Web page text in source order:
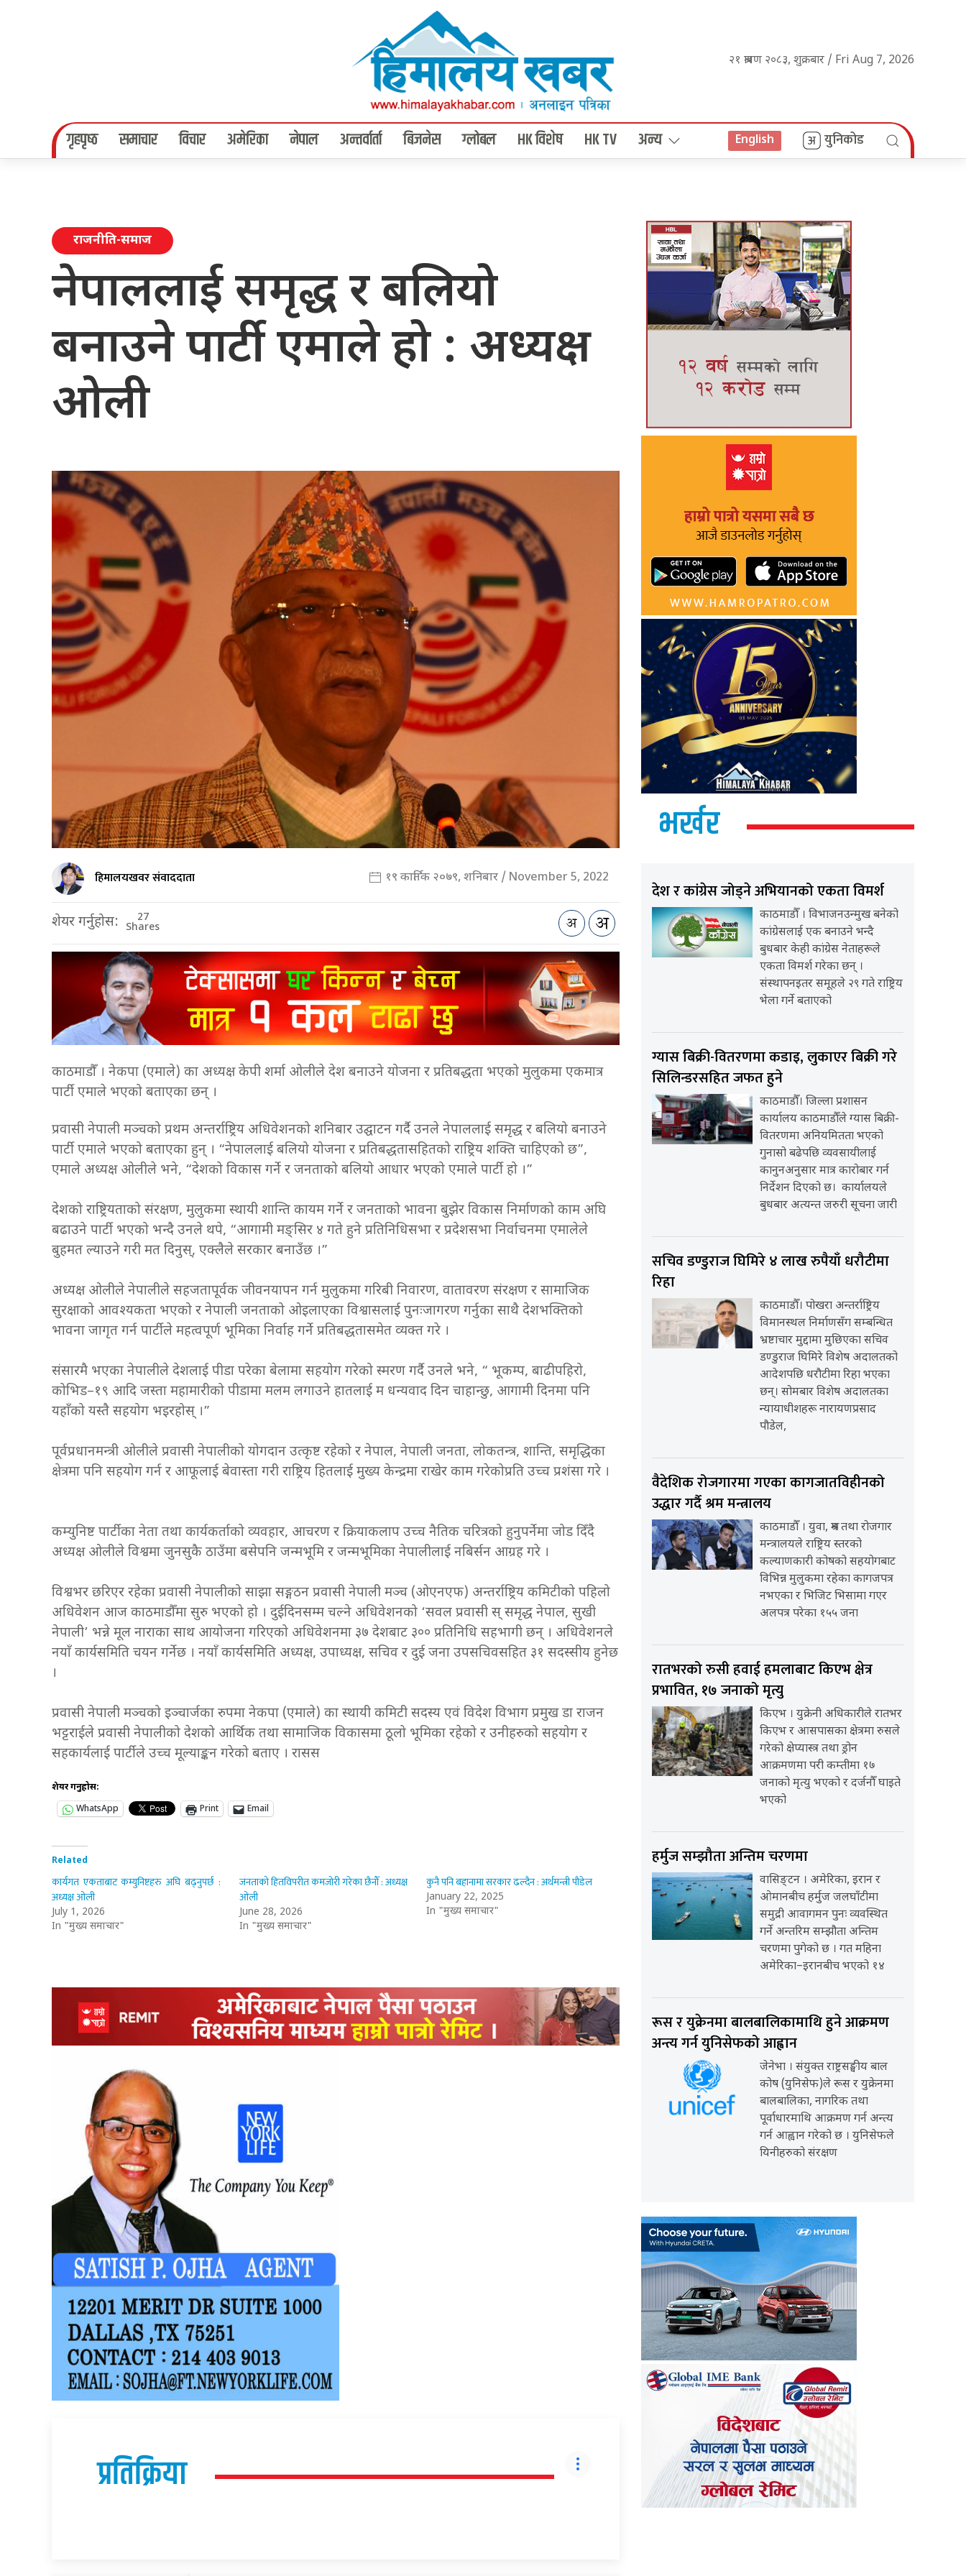
२१ श्रावण २०८३, शुक्रबार / Fri Aug 7, 2026
गृहपृष्‍ठ समाचार विचार अमेरिका नेपाल अन्तर्वार्ता बिजनेस ग्लोबल HK विशेष HK TV अन्य English युनिकोड
राजनीति-समाज
नेपाललाई समृद्ध र बलियो
बनाउने पार्टी एमाले हो : अध्यक्ष
ओली
हिमालयखवर संवाददाता १९ कार्तिक २०७९, शनिबार / November 5, 2022
शेयर गर्नुहोस: 27
Shares
काठमाडौँ । नेकपा (एमाले) का अध्यक्ष केपी शर्मा ओलीले देश बनाउने योजना र प्रतिबद्धता भएको मुलुकमा एकमात्र
पार्टी एमाले भएको बताएका छन् ।
प्रवासी नेपाली मञ्चको प्रथम अन्तर्राष्ट्रिय अधिवेशनको शनिबार उद्घाटन गर्दै उनले नेपाललाई समृद्ध र बलियो बनाउने
पार्टी एमाले भएको बताएका हुन् । “नेपाललाई बलियो योजना र प्रतिबद्धतासहितको राष्ट्रिय शक्ति चाहिएको छ”,
एमाले अध्यक्ष ओलीले भने, “देशको विकास गर्ने र जनताको बलियो आधार भएको एमाले पार्टी हो ।”
देशको राष्ट्रियताको संरक्षण, मुलुकमा स्थायी शान्ति कायम गर्ने र जनताको भावना बुझेर विकास निर्माणको काम अघि
बढाउने पार्टी भएको भन्दै उनले थपे, “आगामी मङ्सिर ४ गते हुने प्रतिनिधिसभा र प्रदेशसभा निर्वाचनमा एमालेले
बुहमत ल्याउने गरी मत दिनुस्, एक्लैले सरकार बनाउँछ ।”
अध्यक्ष ओलीले नेपालीले सहजतापूर्वक जीवनयापन गर्न मुलुकमा गरिबी निवारण, वातावरण संरक्षण र सामाजिक
सुरक्षाको आवश्यकता भएको र नेपाली जनताको ओइलाएका विश्वासलाई पुनःजागरण गर्नुका साथै देशभक्तिको
भावना जागृत गर्न पार्टीले महत्वपूर्ण भूमिका निर्वाह गर्ने प्रतिबद्धतासमेत व्यक्त गरे ।
संसारमै भएका नेपालीले देशलाई पीडा परेका बेलामा सहयोग गरेको स्मरण गर्दै उनले भने, “ भूकम्प, बाढीपहिरो,
कोभिड–१९ आदि जस्ता महामारीको पीडामा मलम लगाउने हातलाई म धन्यवाद दिन चाहान्छु, आगामी दिनमा पनि
यहाँको यस्तै सहयोग भइरहोस् ।”
पूर्वप्रधानमन्त्री ओलीले प्रवासी नेपालीको योगदान उत्कृष्ट रहेको र नेपाल, नेपाली जनता, लोकतन्त्र, शान्ति, समृद्धिका
क्षेत्रमा पनि सहयोग गर्न र आफूलाई बेवास्ता गरी राष्ट्रिय हितलाई मुख्य केन्द्रमा राखेर काम गरेकोप्रति उच्च प्रशंसा गरे ।
कम्युनिष्ट पार्टीका नेता तथा कार्यकर्ताको व्यवहार, आचरण र क्रियाकलाप उच्च नैतिक चरित्रको हुनुपर्नेमा जोड दिँदै
अध्यक्ष ओलीले विश्वमा जुनसुकै ठाउँमा बसेपनि जन्मभूमि र जन्मभूमिका नेपालीलाई नबिर्सन आग्रह गरे ।
विश्वभर छरिएर रहेका प्रवासी नेपालीको साझा सङ्गठन प्रवासी नेपाली मञ्च (ओएनएफ) अन्तर्राष्ट्रिय कमिटीको पहिलो
अधिवेशन आज काठमाडौँमा सुरु भएको हो । दुईदिनसम्म चल्ने अधिवेशनको ‘सवल प्रवासी स् समृद्ध नेपाल, सुखी
नेपाली’ भन्ने मूल नाराका साथ आयोजना गरिएको अधिवेशनमा ३७ देशबाट ३०० प्रतिनिधि सहभागी छन् । अधिवेशनले
नयाँ कार्यसमिति चयन गर्नेछ । नयाँ कार्यसमिति अध्यक्ष, उपाध्यक्ष, सचिव र दुई जना उपसचिवसहित ३१ सदस्सीय हुनेछ
।
प्रवासी नेपाली मञ्चको इञ्चार्जका रुपमा नेकपा (एमाले) का स्थायी कमिटी सदस्य एवं विदेश विभाग प्रमुख डा राजन
भट्टराईले प्रवासी नेपालीको देशको आर्थिक तथा सामाजिक विकासमा ठूलो भूमिका रहेको र उनीहरुको सहयोग र
सहकार्यलाई पार्टीले उच्च मूल्याङ्कन गरेको बताए । रासस
शेयर गर्नुहोस:
WhatsApp
Print Email
Related
कार्यगत एकताबाट कम्युनिष्टहरु अघि बढ्नुपर्छ :
अध्यक्ष ओली
July 1, 2026
In "मुख्य समाचार"
जनताको हितविपरीत कमजोरी गरेका छैनौँ : अध्यक्ष
ओली
June 28, 2026
In "मुख्य समाचार"
कुनै पनि बहानामा सरकार ढल्दैन : अर्थमन्त्री पौडेल
January 22, 2025
In "मुख्य समाचार"
प्रतिक्रिया
भर्खर
देश र कांग्रेस जोड्ने अभियानको एकता विमर्श
काठमाडौँ । विभाजनउन्मुख बनेको
कांग्रेसलाई एक बनाउने भन्दै
बुधबार केही कांग्रेस नेताहरूले
एकता विमर्श गरेका छन् ।
संस्थापनइतर समूहले २९ गते राष्ट्रिय
भेला गर्ने बताएको
ग्यास बिक्री-वितरणमा कडाइ, लुकाएर बिक्री गरे
सिलिन्डरसहित जफत हुने
काठमाडौँ। जिल्ला प्रशासन
कार्यालय काठमाडौँले ग्यास बिक्री-
वितरणमा अनियमितता भएको
गुनासो बढेपछि व्यवसायीलाई
कानुनअनुसार मात्र कारोबार गर्न
निर्देशन दिएको छ। कार्यालयले
बुधबार अत्यन्त जरुरी सूचना जारी
सचिव डण्डुराज घिमिरे ४ लाख रुपैयाँ धरौटीमा
रिहा
काठमाडौँ। पोखरा अन्तर्राष्ट्रिय
विमानस्थल निर्माणसँग सम्बन्धित
भ्रष्टाचार मुद्दामा मुछिएका सचिव
डण्डुराज घिमिरे विशेष अदालतको
आदेशपछि धरौटीमा रिहा भएका
छन्। सोमबार विशेष अदालतका
न्यायाधीशहरू नारायणप्रसाद
पौडेल,
वैदेशिक रोजगारमा गएका कागजातविहीनको
उद्धार गर्दै श्रम मन्त्रालय
काठमाडौँ । युवा, श्रम तथा रोजगार
मन्त्रालयले राष्ट्रिय स्तरको
कल्याणकारी कोषको सहयोगबाट
विभिन्न मुलुकमा रहेका कागजपत्र
नभएका र भिजिट भिसामा गएर
अलपत्र परेका १५५ जना
रातभरको रुसी हवाई हमलाबाट किएभ क्षेत्र
प्रभावित, १७ जनाको मृत्यु
किएभ । युक्रेनी अधिकारीले रातभर
किएभ र आसपासका क्षेत्रमा रुसले
गरेको क्षेप्यास्त्र तथा ड्रोन
आक्रमणमा परी कम्तीमा १७
जनाको मृत्यु भएको र दर्जनौँ घाइते
भएको
हर्मुज सम्झौता अन्तिम चरणमा
वासिङ्टन । अमेरिका, इरान र
ओमानबीच हर्मुज जलघाँटीमा
समुद्री आवागमन पुनः व्यवस्थित
गर्ने अन्तरिम सम्झौता अन्तिम
चरणमा पुगेको छ । गत महिना
अमेरिका–इरानबीच भएको १४
रूस र युक्रेनमा बालबालिकामाथि हुने आक्रमण
अन्त्य गर्न युनिसेफको आह्वान
जेनेभा । संयुक्त राष्ट्रसङ्घीय बाल
कोष (युनिसेफ)ले रूस र युक्रेनमा
बालबालिका, नागरिक तथा
पूर्वाधारमाथि आक्रमण गर्न अन्त्य
गर्न आह्वान गरेको छ । युनिसेफले
यिनीहरुको संरक्षण